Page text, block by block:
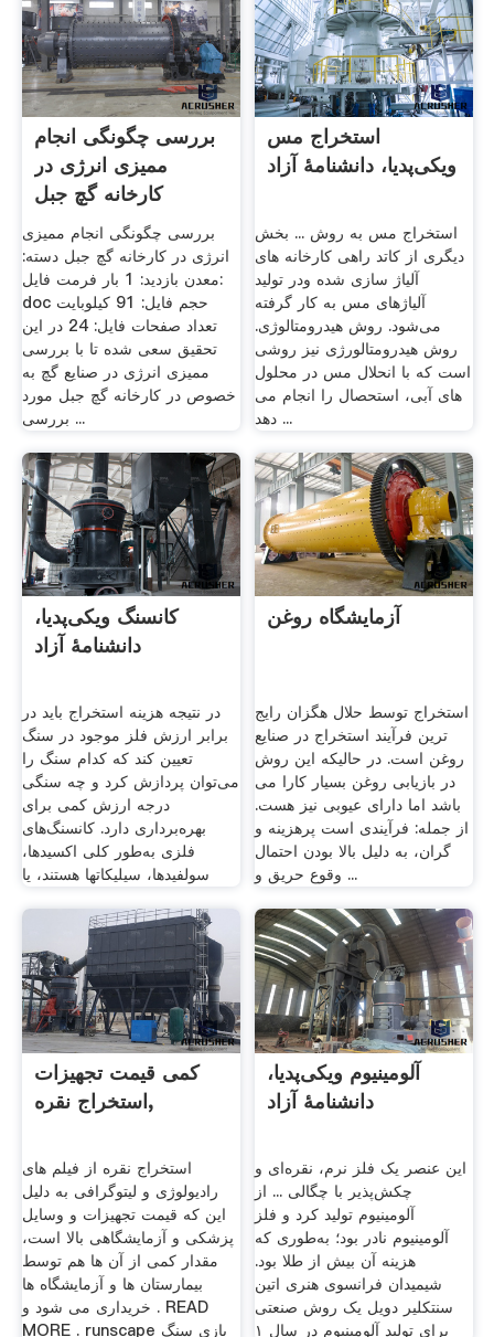
بررسی چگونگی انجام
ممیزی انرژی در
کارخانه گچ جبل
بررسی چگونگی انجام ممیزی
انرژی در کارخانه گچ جبل دسته:
معدن بازدید: 1 بار فرمت فایل:
doc حجم فایل: 91 کیلوبایت
تعداد صفحات فایل: 24 در این
تحقیق سعی شده تا با بررسی
ممیزی انرژی در صنایع گچ به‌
خصوص در کارخانه گچ جبل مورد
بررسی ...
استخراج مس
ویکی‌پدیا، دانشنامهٔ آزاد
استخراج مس به روش ... بخش
دیگری از کاتد راهی کارخانه های
آلیاژ سازی شده ودر تولید
آلیاژهای مس به کار گرفته
می‌شود. روش هیدرومتالوژی.
روش هیدرومتالورژی نیز روشی
است که با انحلال مس در محلول
های آبی، استحصال را انجام می
دهد ...
کانسنگ ویکی‌پدیا،
دانشنامهٔ آزاد
در نتیجه هزینه استخراج باید در
برابر ارزش فلز موجود در سنگ
تعیین کند که کدام سنگ را
می‌توان پردازش کرد و چه سنگی
درجه ارزش کمی برای
بهره‌برداری دارد. کانسنگ‌های
فلزی به‌طور کلی اکسیدها،
سولفیدها، سیلیکاتها هستند، یا
آزمایشگاه روغن
استخراج توسط حلال هگزان رایج
ترین فرآیند استخراج در صنایع
روغن است. در حالیکه این روش
در بازیابی روغن بسیار کارا می
باشد اما دارای عیوبی نیز هست.
از جمله: فرآیندی است پرهزینه و
گران، به دلیل بالا بودن احتمال
وقوع حریق و ...
کمی قیمت تجهیزات
استخراج نقره,
استخراج نقره از فیلم های
رادیولوژی و لیتوگرافی به دلیل
این که قیمت تجهیزات و وسایل
پزشکی و آزمایشگاهی بالا است،
مقدار کمی از آن ها هم توسط
بیمارستان ها و آزمایشگاه ها
خریداری می شود و . READ
MORE . runscape بازی سنگ
آلومینیوم ویکی‌پدیا،
دانشنامهٔ آزاد
این عنصر یک فلز نرم، نقره‌ای و
چکش‌پذیر با چگالی ... از
آلومینیوم تولید کرد و فلز
آلومینیوم نادر بود؛ به‌طوری که
هزینه آن بیش از طلا بود.
شیمیدان فرانسوی هنری اتین
سنتکلیر دویل یک روش صنعتی
برای تولید آلومینیوم در سال ۱